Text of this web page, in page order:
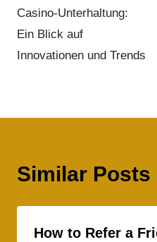
Casino-Unterhaltung:
Ein Blick auf
Innovationen und Trends
Similar Posts
How to Refer a